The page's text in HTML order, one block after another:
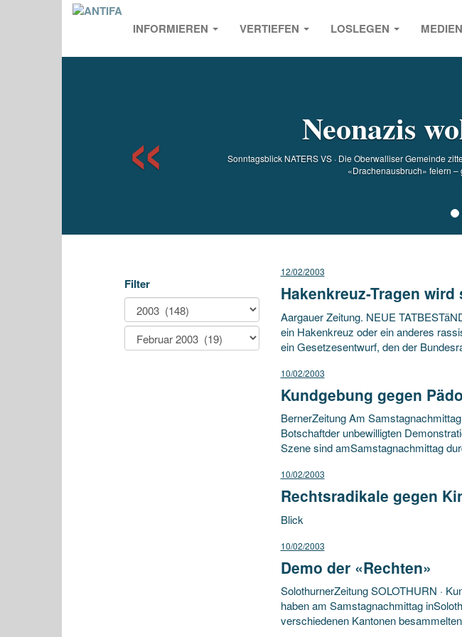
INFORMIEREN VERTIEFEN LOSLEGEN
Neonazis
Sonntagsblick NATERS VS · Die Oberwalliser Gemeinde
«Drachenausbruch» feiern
Filter
12/02/2003
Hakenkreuz-Tragen wird
Aargauer Zeitung. NEUE
ein Hakenkreuz oder ein anderes
ein Gesetzesentwurf, den der
10/02/2003
Kundgebung gegen
BernerZeitung Am
Botschaftder unbewilligten
Szene sind amSamstagnachmittag
10/02/2003
Rechtsradikale gegen
Blick
10/02/2003
Demo der «Rechten»
SolothurnerZeitung SOLOTHURN ·
haben am Samstagnachmittag
verschiedenen Kantonen